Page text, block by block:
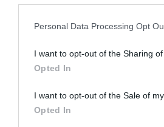
Personal Data Processing Opt
I want to opt-out of the Sharing
Opted In
I want to opt-out of the Sale of
Opted In